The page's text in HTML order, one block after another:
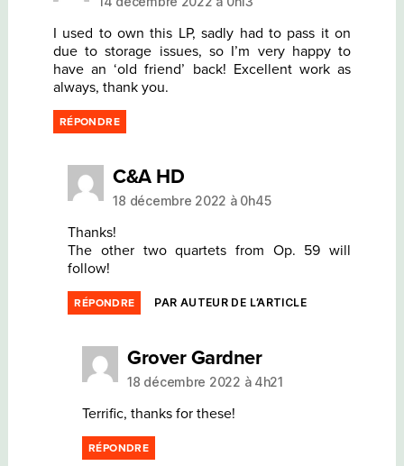
I used to own this LP, sadly had to pass it on
due to storage issues, so I’m very happy to
have an ‘old friend’ back! Excellent work as
always, thank you.
RÉPONDRE
C&A HDdit :
18 décembre 2022 à 0h45
Thanks!
The other two quartets from Op. 59 will
follow!
RÉPONDRE PAR AUTEUR DE L’ARTICLE
Grover Gardnerdit :
18 décembre 2022 à 4h21
Terrific, thanks for these!
RÉPONDRE